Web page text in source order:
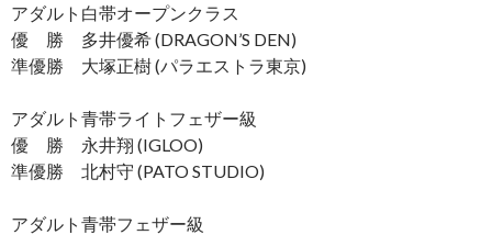
アダルト白帯オープンクラス
優 勝 多井優希 (DRAGON’S DEN)
準優勝 大塚正樹 (パラエストラ東京)
アダルト青帯ライトフェザー級
優 勝 永井翔 (IGLOO)
準優勝 北村守 (PATO STUDIO)
アダルト青帯フェザー級